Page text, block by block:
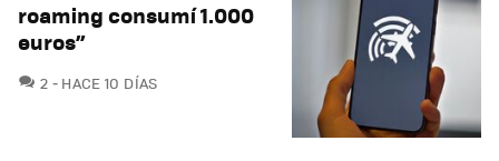
roaming consumí 1.000
euros”
2 COMENTARIOS
HACE 10 DÍAS